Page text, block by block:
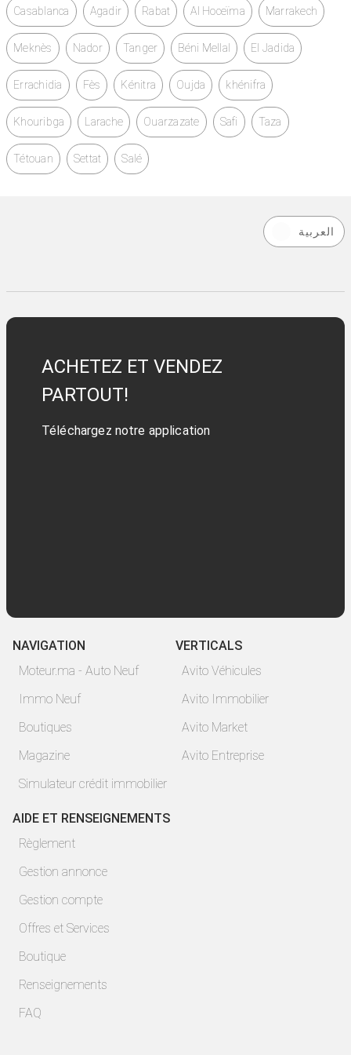
Vitrine réfrigérée pâtisserie Maroc prix
Vitrine réfrigérée restaurant Maroc Avito
Fabricant vitrine réfrigérée Maroc
Vente vitrine réfrigérée neuve Maroc
Équipement froid professionnel Maroc Avito
Casablanca Agadir Rabat Al Hoceïma Marrakech
Meknès Nador Tanger Béni Mellal El Jadida
Errachidia Fès Kénitra Oujda khénifra
Khouribga Larache Ouarzazate Safi Taza
Tétouan Settat Salé
العربية
ACHETEZ ET VENDEZ
PARTOUT!
Téléchargez notre application
NAVIGATION
Moteur.ma - Auto Neuf
Immo Neuf
Boutiques
Magazine
Simulateur crédit immobilier
VERTICALS
Avito Véhicules
Avito Immobilier
Avito Market
Avito Entreprise
AIDE ET RENSEIGNEMENTS
Règlement
Gestion annonce
Gestion compte
Offres et Services
Boutique
Renseignements
FAQ